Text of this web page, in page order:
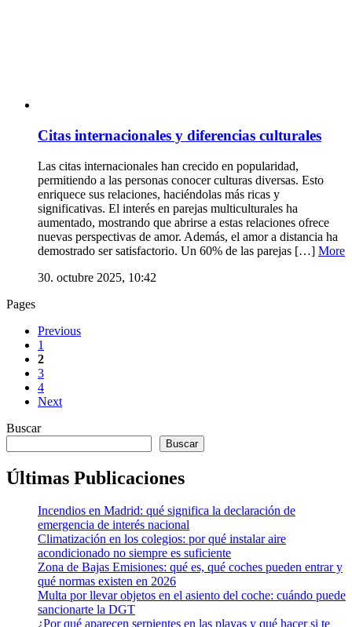
Citas internacionales y diferencias culturales
Las citas internacionales han crecido en popularidad,
permitiendo a las personas conocer culturas diversas. Esto
enriquece sus relaciones, haciéndolas más ricas y
significativas. El interés en parejas multiculturales ha
aumentado, mostrando que abrirse a estas relaciones ofrece
nuevas perspectivas de amor. Además, el amor a distancia ha
demostrado ser satisfactorio. Un 60% de las parejas […] More
30. octubre 2025, 10:42
Pages
Previous
1
2
3
4
Next
Buscar
Buscar
Últimas Publicaciones
Incendios en Madrid: qué significa la declaración de
emergencia de interés nacional
Climatización en los colegios: por qué instalar aire
acondicionado no siempre es suficiente
Zona de Bajas Emisiones: qué es, qué coches pueden entrar y
qué normas existen en 2026
Multa por llevar objetos en el asiento del coche: cuándo puede
sancionarte la DGT
¿Por qué aparecen serpientes en las playas y qué hacer si te